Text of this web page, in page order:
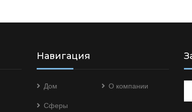
Навигация
Дом О компании
Сферы